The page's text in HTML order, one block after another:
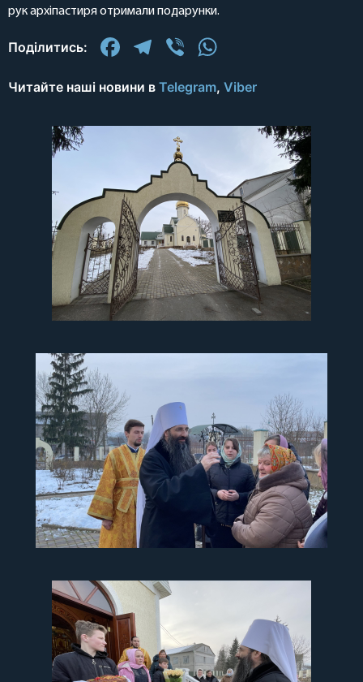
рук архіпастиря отримали подарунки.
Поділитись: Facebook
Telegram
Viber
Читайте наші новини в Telegram, Viber